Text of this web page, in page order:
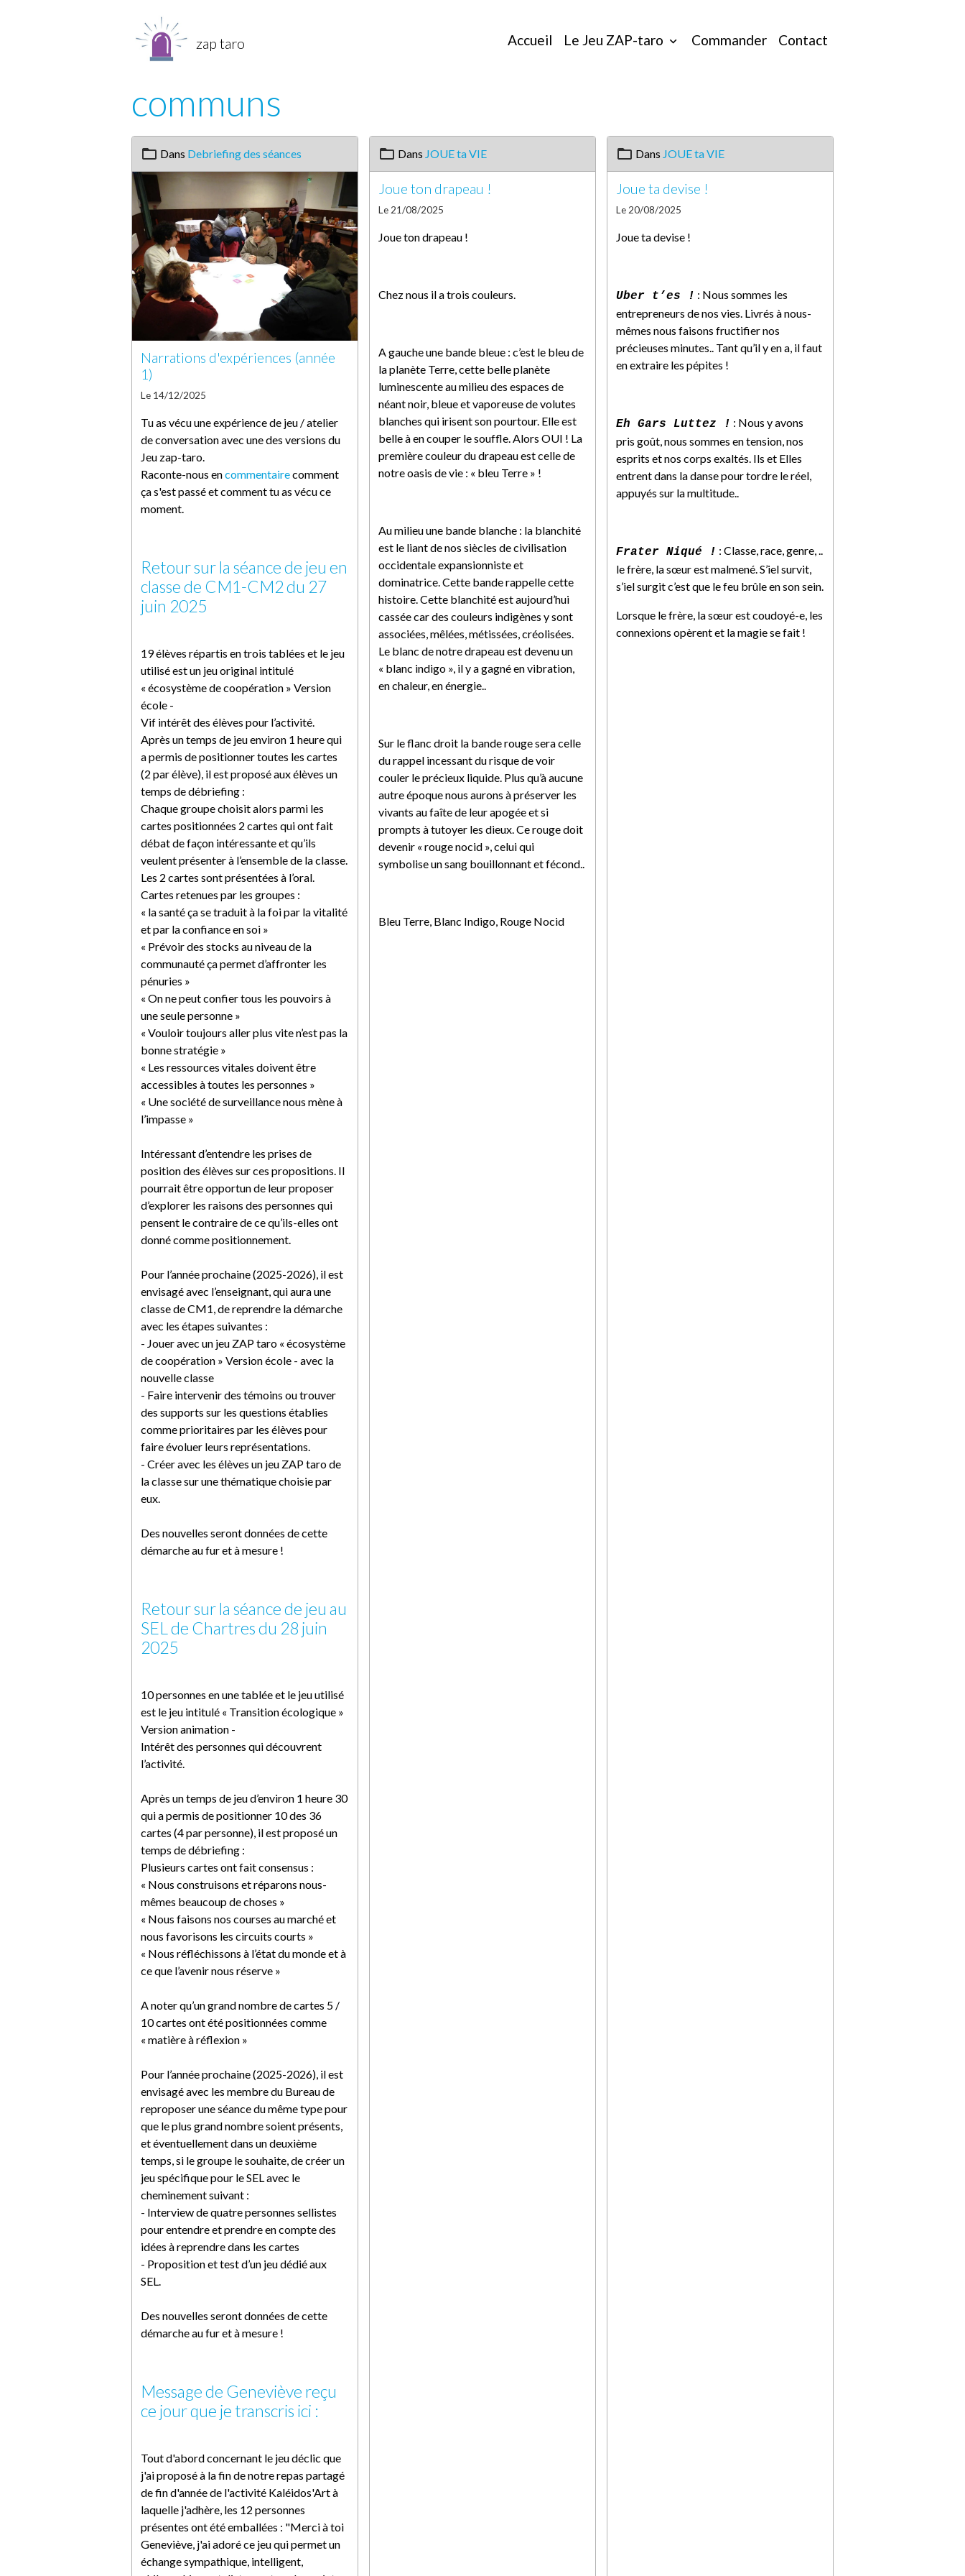
zap taro Accueil Le Jeu ZAP-taro Commander Contact
communs
Dans Debriefing des séances
Narrations d'expériences (année
1)
Le 14/12/2025
Tu as vécu une expérience de jeu / atelier
de conversation avec une des versions du
Jeu zap-taro.
Raconte-nous encommentairecomment
ça s'est passé et comment tu as vécu ce
moment.
Retour sur la séance de jeu en
classe de CM1-CM2 du 27
juin 2025
19 élèves répartis en trois tablées et le jeu
utilisé est un jeu original intitulé
« écosystème de coopération » Version
école -
Vif intérêt des élèves pour l’activité.
Après un temps de jeu environ 1 heure qui
a permis de positionner toutes les cartes
(2 par élève), il est proposé aux élèves un
temps de débriefing :
Chaque groupe choisit alors parmi les
cartes positionnées 2 cartes qui ont fait
débat de façon intéressante et qu’ils
veulent présenter à l’ensemble de la classe.
Les 2 cartes sont présentées à l’oral.
Cartes retenues par les groupes :
« la santé ça se traduit à la foi par la vitalité
et par la confiance en soi »
« Prévoir des stocks au niveau de la
communauté ça permet d’affronter les
pénuries »
« On ne peut confier tous les pouvoirs à
une seule personne »
« Vouloir toujours aller plus vite n’est pas la
bonne stratégie »
« Les ressources vitales doivent être
accessibles à toutes les personnes »
« Une société de surveillance nous mène à
l’impasse »
Intéressant d’entendre les prises de
position des élèves sur ces propositions. Il
pourrait être opportun de leur proposer
d’explorer les raisons des personnes qui
pensent le contraire de ce qu’ils-elles ont
donné comme positionnement.
Pour l’année prochaine (2025-2026), il est
envisagé avec l’enseignant, qui aura une
classe de CM1, de reprendre la démarche
avec les étapes suivantes :
- Jouer avec un jeu ZAP taro « écosystème
de coopération » Version école - avec la
nouvelle classe
- Faire intervenir des témoins ou trouver
des supports sur les questions établies
comme prioritaires par les élèves pour
faire évoluer leurs représentations.
- Créer avec les élèves un jeu ZAP taro de
la classe sur une thématique choisie par
eux.
Des nouvelles seront données de cette
démarche au fur et à mesure !
Retour sur la séance de jeu au
SEL de Chartres du 28 juin
2025
10 personnes en une tablée et le jeu utilisé
est le jeu intitulé « Transition écologique »
Version animation -
Intérêt des personnes qui découvrent
l’activité.
Après un temps de jeu d’environ 1 heure 30
qui a permis de positionner 10 des 36
cartes (4 par personne), il est proposé un
temps de débriefing :
Plusieurs cartes ont fait consensus :
« Nous construisons et réparons nous-
mêmes beaucoup de choses »
« Nous faisons nos courses au marché et
nous favorisons les circuits courts »
« Nous réfléchissons à l’état du monde et à
ce que l’avenir nous réserve »
A noter qu’un grand nombre de cartes 5 /
10 cartes ont été positionnées comme
« matière à réflexion »
Pour l’année prochaine (2025-2026), il est
envisagé avec les membre du Bureau de
reproposer une séance du même type pour
que le plus grand nombre soient présents,
et éventuellement dans un deuxième
temps, si le groupe le souhaite, de créer un
jeu spécifique pour le SEL avec le
cheminement suivant :
- Interview de quatre personnes sellistes
pour entendre et prendre en compte des
idées à reprendre dans les cartes
- Proposition et test d’un jeu dédié aux
SEL.
Des nouvelles seront données de cette
démarche au fur et à mesure !
Message de Geneviève reçu
ce jour que je transcris ici :
Tout d'abord concernant le jeu déclic que
j'ai proposé à la fin de notre repas partagé
de fin d'année de l'activité Kaléidos'Art à
laquelle j'adhère, les 12 personnes
présentes ont été emballées : "Merci à toi
Geneviève, j'ai adoré ce jeu qui permet un
échange sympathique, intelligent,
Dans JOUE ta VIE
Joue ton drapeau !
Le 21/08/2025
Joue ton drapeau !
Chez nous il a trois couleurs.
A gauche une bande bleue : c’est le bleu de
la planète Terre, cette belle planète
luminescente au milieu des espaces de
néant noir, bleue et vaporeuse de volutes
blanches qui irisent son pourtour. Elle est
belle à en couper le souffle. Alors OUI ! La
première couleur du drapeau est celle de
notre oasis de vie : « bleu Terre » !
Au milieu une bande blanche : la blanchité
est le liant de nos siècles de civilisation
occidentale expansionniste et
dominatrice. Cette bande rappelle cette
histoire. Cette blanchité est aujourd’hui
cassée car des couleurs indigènes y sont
associées, mêlées, métissées, créolisées.
Le blanc de notre drapeau est devenu un
« blanc indigo », il y a gagné en vibration,
en chaleur, en énergie..
Sur le flanc droit la bande rouge sera celle
du rappel incessant du risque de voir
couler le précieux liquide. Plus qu’à aucune
autre époque nous aurons à préserver les
vivants au faîte de leur apogée et si
prompts à tutoyer les dieux. Ce rouge doit
devenir « rouge nocid », celui qui
symbolise un sang bouillonnant et fécond..
Bleu Terre, Blanc Indigo, Rouge Nocid
Dans JOUE ta VIE
Joue ta devise !
Le 20/08/2025
Joue ta devise !
Uber t’es ! : Nous sommes les
entrepreneurs de nos vies. Livrés à nous-
mêmes nous faisons fructifier nos
précieuses minutes.. Tant qu’il y en a, il faut
en extraire les pépites !
Eh Gars Luttez ! : Nous y avons
pris goût, nous sommes en tension, nos
esprits et nos corps exaltés. Ils et Elles
entrent dans la danse pour tordre le réel,
appuyés sur la multitude..
Frater Niqué ! : Classe, race, genre, ..
le frère, la sœur est malmené. S’iel survit,
s’iel surgit c’est que le feu brûle en son sein.
Lorsque le frère, la sœur est coudoyé-e, les
connexions opèrent et la magie se fait !